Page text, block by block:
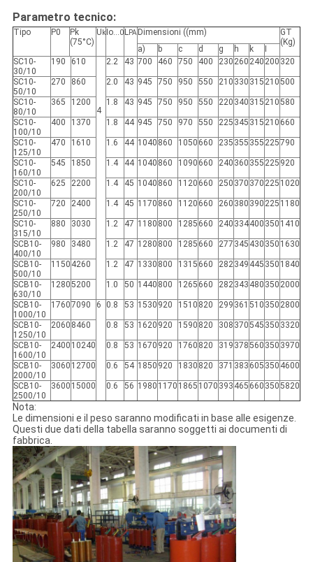
Parametro tecnico:
Tipo P0
Pk
(75°C)
U k Io...0 LPA Dimensioni ((mm)
GT
(Kg)
a) b c d g h k
SC10-
30/10
190 610
4
2.2 43 700 460 750 400 230 260 240 200 320
SC10-
50/10
270 860 2.0 43 945 750 950 550 210 330 315 210500
SC10-
80/10
365 1200 1.8 43 945 750 950 550 220 340 315 210580
SC10-
100/10
400 1370 1.8 44 945 750 970 550 225 345 315 210 660
SC10-
125/10
470 1610 1.6 44 1040 860 1050 660 235 355 355 225790
SC10-
160/10
545 1850 1.4 44 1040 860 1090 660 240 360 355 225 920
SC10-
200/10
625 2200 1.4 45 1040 860 1120 660 250 370 370 225 1020
SC10-
250/10
720 2400 1.4 45 1170 860 1120 660 260 380 390 225 1180
SC10-
315/10
880 3030 1.2 47 1180 800 1285 660 240 334400 350 1410
SCB10-
400/10
980 3480 1.2 47 1280 800 1285 660 277 345 430 350 1630
SCB10-
500/10
1150 4260 1.2 47 1330 800 1315 660 282349 445 350 1840
SCB10-
630/10
12805200 1.0 50 1440 800 1265 660 282343 480 350 2000
SCB10-
1000/10
17607090 6 0.8 53 1530 920 1510 820 299 361 510 350 2800
SCB10-
1250/10
2060 8460 0.8 53 1620 920 1590 820 308 370545 350 3320
SCB10-
1600/10
2400 10240 0.8 53 1670 920 1760 820 319 378560 350 3970
SCB10-
2000/10
3060 12700 0.6 54 1850 920 1830 820 371 383 605 350 4600
SCB10-
2500/10
3600 15000 0.6 56 1980 1170 1865 1070 393 465 660 3505820
Nota:
Le dimensioni e il peso saranno modificati in base alle esigenze.
Questi due dati della tabella saranno soggetti ai documenti di
fabbrica.